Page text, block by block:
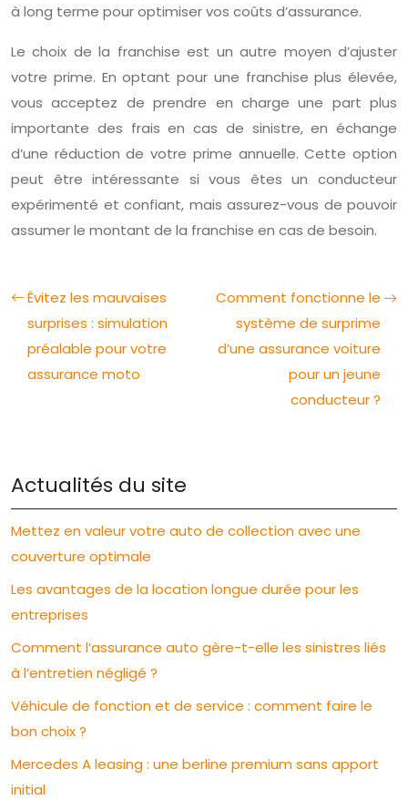
à long terme pour optimiser vos coûts d’assurance.
Le choix de la franchise est un autre moyen d’ajuster
votre prime. En optant pour une franchise plus élevée,
vous acceptez de prendre en charge une part plus
importante des frais en cas de sinistre, en échange
d’une réduction de votre prime annuelle. Cette option
peut être intéressante si vous êtes un conducteur
expérimenté et confiant, mais assurez-vous de pouvoir
assumer le montant de la franchise en cas de besoin.
Évitez les mauvaises
surprises : simulation
préalable pour votre
assurance moto
Comment fonctionne le
système de surprime
d’une assurance voiture
pour un jeune
conducteur ?
Actualités du site
Mettez en valeur votre auto de collection avec une
couverture optimale
Les avantages de la location longue durée pour les
entreprises
Comment l’assurance auto gère-t-elle les sinistres liés
à l’entretien négligé ?
Véhicule de fonction et de service : comment faire le
bon choix ?
Mercedes A leasing : une berline premium sans apport
initial